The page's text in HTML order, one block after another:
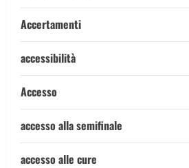
Accertamenti
accessibilità
Accesso
accesso alla semifinale
accesso alle cure